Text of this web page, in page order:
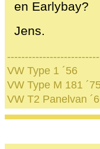
en Earlybay?
Jens.
VW Type 1 ´56
VW Type M 181
VW T2 Panelvan